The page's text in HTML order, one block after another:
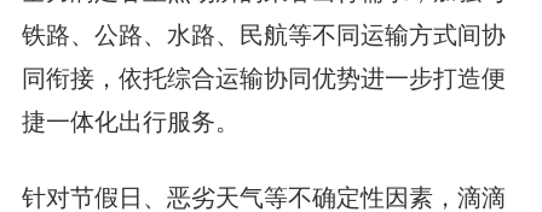
铁路、公路、水路、民航等不同运输方式间协
同衔接，依托综合运输协同优势进一步打造便
捷一体化出行服务。
针对节假日、恶劣天气等不确定性因素，滴滴